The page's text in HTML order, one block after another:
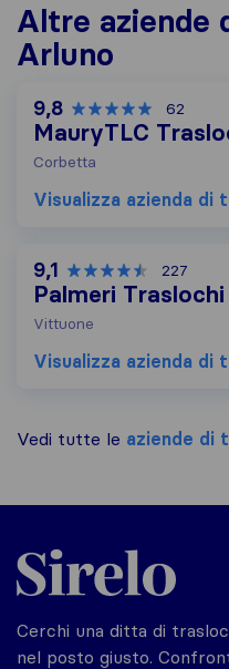
Altre aziende
Arluno
9,8 62
MauryTLC
Corbetta
Visualizza azienda di
9,1 227
Palmeri Traslochi
Vittuone
Visualizza azienda di
Vedi tutte le aziende di
Sirelo.it
Cerchi una ditta di
nel posto giusto.